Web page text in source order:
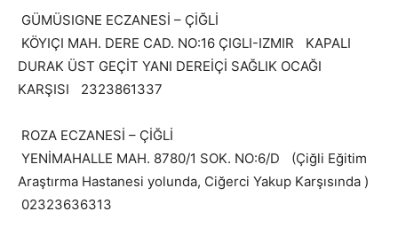
GÜMÜSIGNE ECZANESİ – ÇİĞLİ
KÖYIÇI MAH. DERE CAD. NO:16 ÇIGLI-IZMIR KAPALI
DURAK ÜST GEÇİT YANI DEREİÇİ SAĞLIK OCAĞI
KARŞISI 2323861337
ROZA ECZANESİ – ÇİĞLİ
YENİMAHALLE MAH. 8780/1 SOK. NO:6/D (Çiğli Eğitim
Araştırma Hastanesi yolunda, Ciğerci Yakup Karşısında )
02323636313